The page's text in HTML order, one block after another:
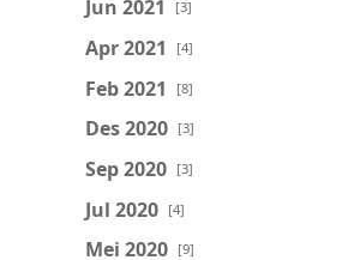
Jun 2021 [3]
Apr 2021 [4]
Feb 2021 [8]
Des 2020 [3]
Sep 2020 [3]
Jul 2020 [4]
Mei 2020 [9]